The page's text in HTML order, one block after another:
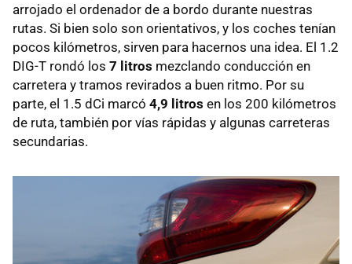
arrojado el ordenador de a bordo durante nuestras
rutas. Si bien solo son orientativos, y los coches tenían
pocos kilómetros, sirven para hacernos una idea. El 1.2
DIG-T rondó los 7 litros mezclando conducción en
carretera y tramos revirados a buen ritmo. Por su
parte, el 1.5 dCi marcó 4,9 litros en los 200 kilómetros
de ruta, también por vías rápidas y algunas carreteras
secundarias.